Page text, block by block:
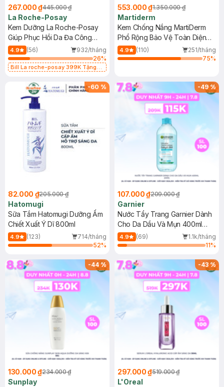
267.000 ₫445.000 ₫
La Roche-Posay
Kem Dưỡng La Roche-Posay
Giúp Phục Hồi Da Đa Công
Dụng 40ml
4.9 (56)
932/tháng
26%
Bill La roche-posay 399K Tặng
(SL có hạn)
553.000 ₫1.350.000 ₫
Martiderm
Kem Chống Nắng MartiDerm
Phổ Rộng Bảo Vệ Toàn Diện
40ml
4.9 (110)
251/tháng
75%
-60 %
82.000 ₫205.000 ₫
Hatomugi
Sữa Tắm Hatomugi Dưỡng Ẩm
Chiết Xuất Ý Dĩ 800ml
4.9 (123)
714/tháng
52%
-49%
107.000 ₫209.000 ₫
Garnier
Nước Tẩy Trang Garnier Dành
Cho Da Dầu Và Mụn 400ml
(Mới)
4.9 (69)
1.1k/tháng
11%
-44%
130.000 ₫234.000 ₫
Sunplay
-43%
297.000 ₫519.000 ₫
L'Oreal